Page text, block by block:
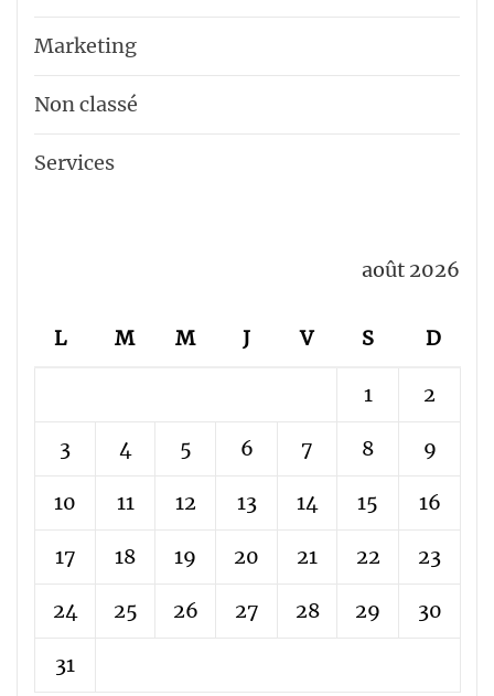
Marketing
Non classé
Services
août 2026
L M M J V S D
1 2
3 4 5 6 7 8 9
10 11 12 13 14 15 16
17 18 19 20 21 22 23
24 25 26 27 28 29 30
31